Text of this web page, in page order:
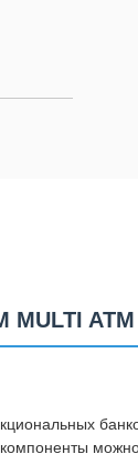
MULTI ATM